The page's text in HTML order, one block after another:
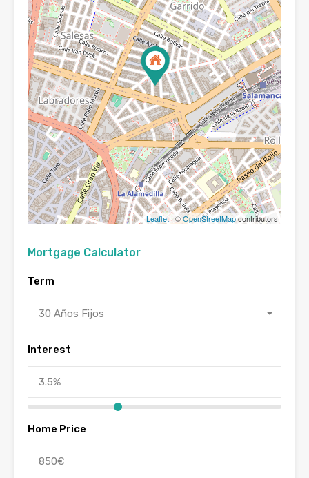
Leaflet| ©OpenStreetMapcontributors
Mortgage Calculator
Term
30 Años Fijos
Interest
Home Price